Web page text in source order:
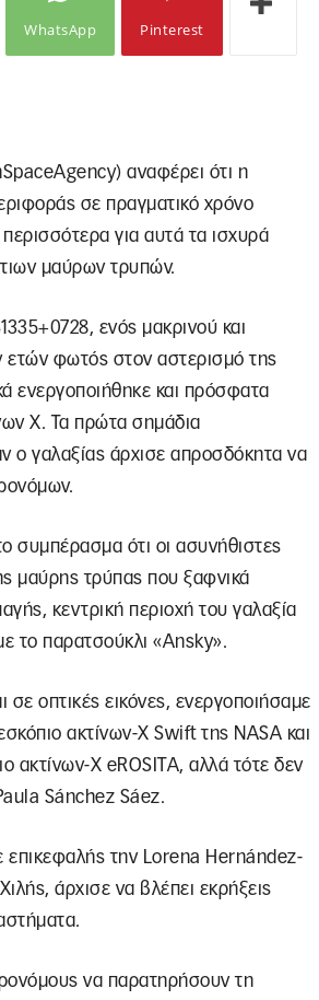
WhatsApp Pinterest
αναφέρει ότι η
σε πραγματικό χρόνο
για αυτά τα ισχυρά
μαύρων τρυπών.
ενός μακρινού και
φωτός στον αστερισμό της
ενεργοποιήθηκε και πρόσφατα
Χ. Τα πρώτα σημάδια
ο γαλαξίας άρχισε απροσδόκητα να
συμπέρασμα ότι οι ασυνήθιστες
μαύρης τρύπας που ξαφνικά
κεντρική περιοχή του γαλαξία
το παρατσούκλι «Ansky».
οπτικές εικόνες, ενεργοποιήσαμε
ακτίνων-Χ Swift της NASA και
ακτίνων-Χ eROSITA, αλλά τότε δεν
Sánchez Sáez.
επικεφαλής την Lorena Hernández-
άρχισε να βλέπει εκρήξεις
να παρατηρήσουν τη